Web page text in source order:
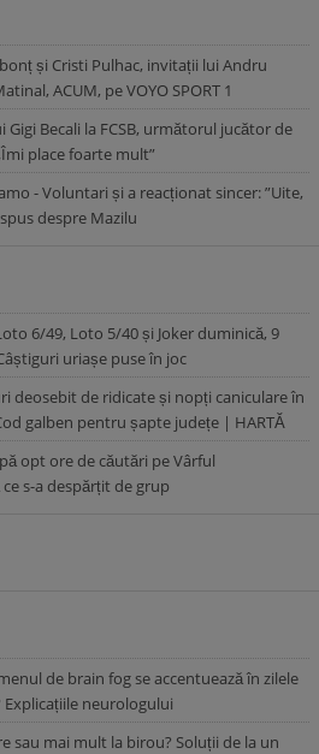
și Cristi Pulhac, invitații lui Andru
ACUM, pe VOYO SPORT 1
Gigi Becali la FCSB, următorul jucător de
place foarte mult”
- Voluntari și a reacționat sincer: ”Uite,
despre Mazilu
6/49, Loto 5/40 și Joker duminică, 9
uriașe puse în joc
deosebit de ridicate și nopți caniculare în
galben pentru șapte județe | HARTĂ
opt ore de căutări pe Vârful
s-a despărțit de grup
de brain fog se accentuează în zilele
Explicațiile neurologului
sau mai mult la birou? Soluții de la un